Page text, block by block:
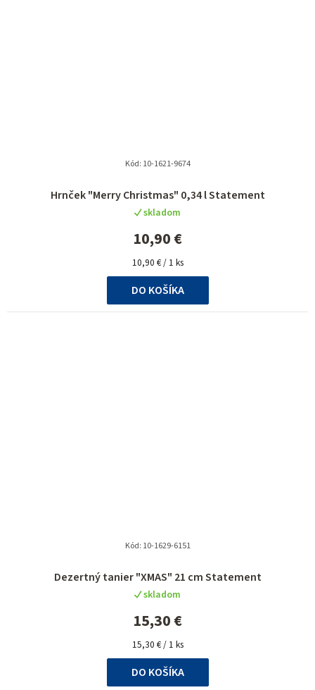
Hrnček "Merry Christmas" 0,34 l Statement
skladom
10,90 €
Jednotková
cena:
10,90 € / 1 ks
DO KOŠÍKA
Kód: 10-1621-9674
Dezertný tanier "XMAS" 21 cm Statement
skladom
15,30 €
Jednotková
cena:
15,30 € / 1 ks
DO KOŠÍKA
Kód: 10-1629-6151